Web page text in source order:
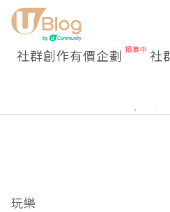
社群創作有價企劃 社
玩樂